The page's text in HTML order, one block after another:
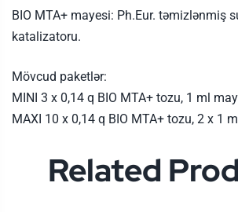
BIO MTA+ mayesi: Ph.Eur. təmizlənmiş
katalizatoru.
Mövcud paketlər:
MINI 3 x 0,14 q BIO MTA+ tozu, 1 ml
MAXI 10 x 0,14 q BIO MTA+ tozu, 2 x 1
Related